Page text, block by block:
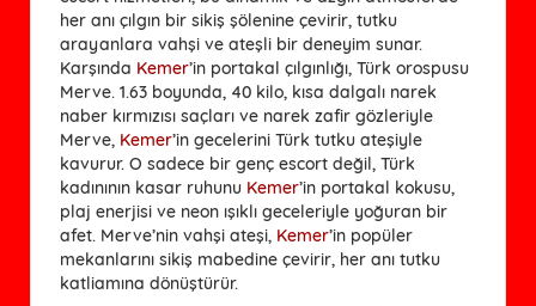
her anı çılgın bir sikiş şölenine çevirir, tutku
arayanlara vahşi ve ateşli bir deneyim sunar.
Karşında Kemer’in portakal çılgınlığı, Türk orospusu
Merve. 1.63 boyunda, 40 kilo, kısa dalgalı narek
naber kırmızısı saçları ve narek zafir gözleriyle
Merve, Kemer’in gecelerini Türk tutku ateşiyle
kavurur. O sadece bir genç escort değil, Türk
kadınının kasar ruhunu Kemer’in portakal kokusu,
plaj enerjisi ve neon ışıklı geceleriyle yoğuran bir
afet. Merve’nin vahşi ateşi, Kemer’in popüler
mekanlarını sikiş mabedine çevirir, her anı tutku
katliamına dönüştürür.